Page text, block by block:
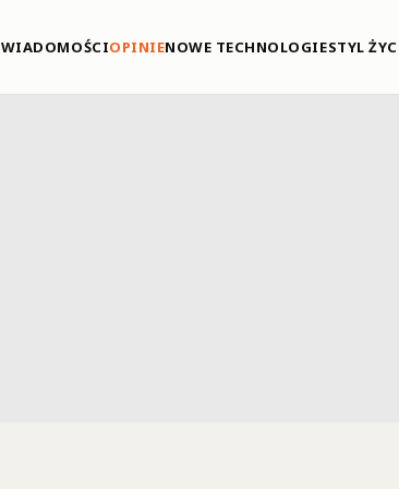
WIADOMOŚCIOPINIENOWE TECHNOLOGIESTYL